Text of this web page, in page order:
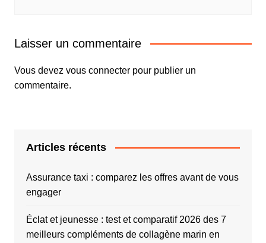
Laisser un commentaire
Vous devez vous connecterpour publier un
commentaire.
Articles récents
Assurance taxi : comparez les offres avant de vous
engager
Éclat et jeunesse : test et comparatif 2026 des 7
meilleurs compléments de collagène marin en